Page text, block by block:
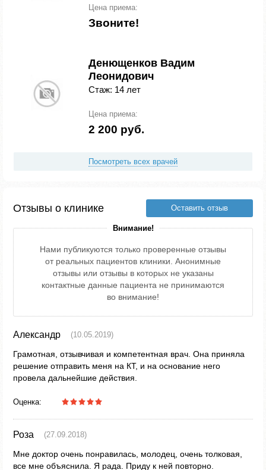
Цена приема:
Звоните!
Денющенков Вадим
Леонидович
Стаж: 14 лет
Цена приема:
2 200 руб.
Посмотреть всех врачей
Отзывы о клинике Оставить отзыв
Внимание!
Нами публикуются только проверенные отзывы
от реальных пациентов клиники. Анонимные
отзывы или отзывы в которых не указаны
контактные данные пациента не принимаются
во внимание!
Александр (10.05.2019)
Грамотная, отзывчивая и компетентная врач. Она приняла
решение отправить меня на КТ, и на основание него
провела дальнейшие действия.
Оценка:
Роза (27.09.2018)
Мне доктор очень понравилась, молодец, очень толковая,
все мне объяснила. Я рада. Приду к ней повторно.